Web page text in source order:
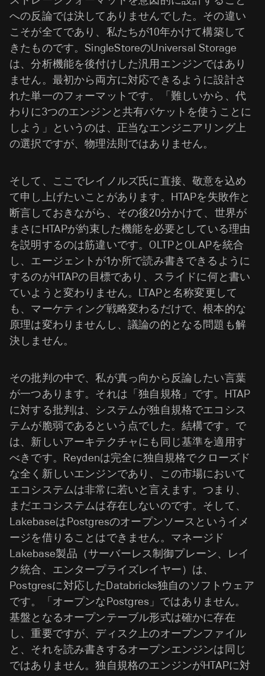
への反論では決してありませんでした。その違い
こそが全てであり、私たちが10年かけて構築して
きたものです。SingleStoreのUniversal Storage
は、分析機能を後付けした汎用エンジンではあり
ません。最初から両方に対応できるように設計さ
れた単一のフォーマットです。「難しいから、代
わりに3つのエンジンと共有バケットを使うことに
しよう」というのは、正当なエンジニアリング上
の選択ですが、物理法則ではありません。
そして、ここでレイノルズ氏に直接、敬意を込め
て申し上げたいことがあります。HTAPを失敗作と
断言しておきながら、その後20分かけて、世界が
まさにHTAPが約束した機能を必要としている理由
を説明するのは筋違いです。OLTPとOLAPを統合
し、エージェントが1か所で読み書きできるように
するのがHTAPの目標であり、スライドに何と書い
ていようと変わりません。LTAPと名称変更して
も、マーケティング戦略変わるだけで、根本的な
原理は変わりませんし、議論の的となる問題も解
決しません。
その批判の中で、私が真っ向から反論したい言葉
が一つあります。それは「独自規格」です。HTAP
に対する批判は、システムが独自規格でエコシス
テムが脆弱であるという点でした。結構です。で
は、新しいアーキテクチャにも同じ基準を適用す
べきです。Reydenは完全に独自規格でクローズド
な全く新しいエンジンであり、この市場において
エコシステムは非常に若いと言えます。つまり、
まだエコシステムは存在しないのです。そして、
LakebaseはPostgresのオープンソースというイメ
ージを借りることはできません。マネージド
Lakebase製品（サーバーレス制御プレーン、レイ
ク統合、エンタープライズレイヤー）は、
Postgresに対応したDatabricks独自のソフトウェア
です。「オープンなPostgres」ではありません。
基盤となるオープンテーブル形式は確かに存在
し、重要ですが、ディスク上のオープンファイル
と、それを読み書きするオープンエンジンは同じ
ではありません。独自規格のエンジンがHTAPに対